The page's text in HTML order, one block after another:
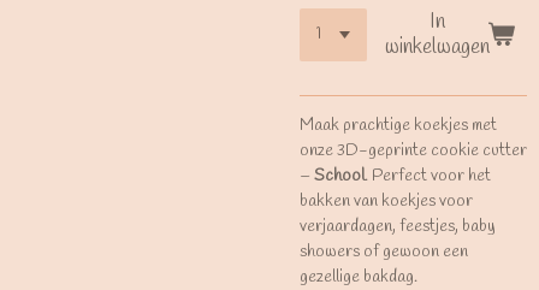
In
winkelwagen
Maak prachtige koekjes met
onze 3D-geprinte cookie cutter
– School. Perfect voor het
bakken van koekjes voor
verjaardagen, feestjes, baby
showers of gewoon een
gezellige bakdag.